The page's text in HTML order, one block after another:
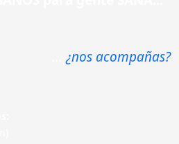
¿nos acompañas?